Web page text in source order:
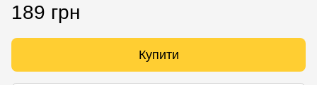
189 грн
Купити